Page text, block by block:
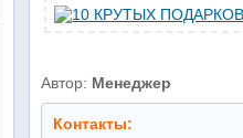
Автор: Менеджер
Контакты: